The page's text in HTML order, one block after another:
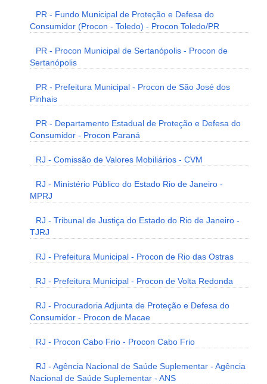
PR - Fundo Municipal de Proteção e Defesa do
Consumidor (Procon - Toledo) - Procon Toledo/PR
PR - Procon Municipal de Sertanópolis - Procon de
Sertanópolis
PR - Prefeitura Municipal - Procon de São José dos
Pinhais
PR - Departamento Estadual de Proteção e Defesa do
Consumidor - Procon Paraná
RJ - Comissão de Valores Mobiliários - CVM
RJ - Ministério Público do Estado Rio de Janeiro -
MPRJ
RJ - Tribunal de Justiça do Estado do Rio de Janeiro -
TJRJ
RJ - Prefeitura Municipal - Procon de Rio das Ostras
RJ - Prefeitura Municipal - Procon de Volta Redonda
RJ - Procuradoria Adjunta de Proteção e Defesa do
Consumidor - Procon de Macae
RJ - Procon Cabo Frio - Procon Cabo Frio
RJ - Agência Nacional de Saúde Suplementar - Agência
Nacional de Saúde Suplementar - ANS